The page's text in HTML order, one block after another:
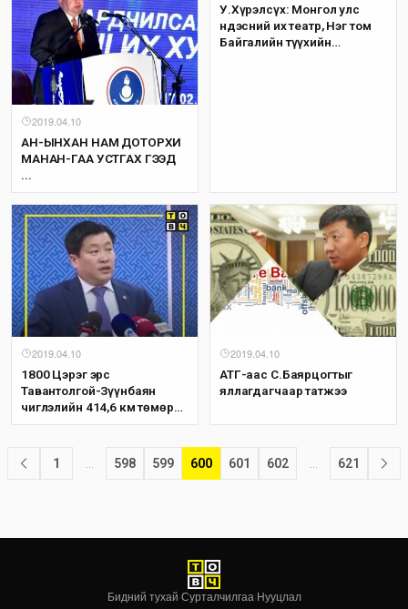
2019.04.10
АН-ЫНХАН НАМ ДОТОРХИ
МАНАН-ГАА УСТГАХ ГЭЭД
...
У.Хүрэлсүх: Монгол улс
Үндэсний их театр, Нэг том
Байгалийн түүхийн
2019.04.10
1800 Цэрэг эрс
Тавантолгой-Зүүнбаян
чиглэлийн 414,6 км төмөр
замыг бүтээн байгуулалтыг
2019.04.10
АТГ-аас С.Баярцогтыг
яллагдагчаар татжээ
1 … 598 599 600 601 602 … 621
Бидний тухай·Сурталчилгаа·Нууцлал